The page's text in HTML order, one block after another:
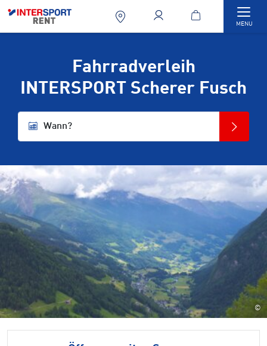
MENU
Fahrradverleih
INTERSPORT Scherer Fusch
Wann?
©